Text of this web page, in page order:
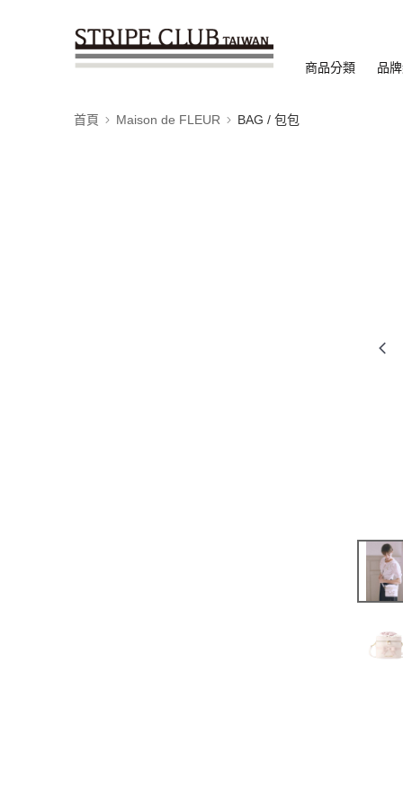
商品分類 品
首頁 Maison de FLEUR BAG / 包包